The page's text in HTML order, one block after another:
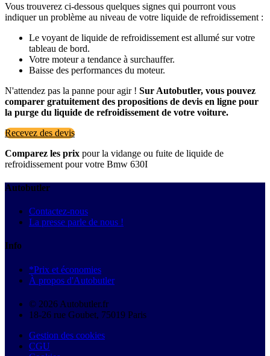
Vous trouverez ci-dessous quelques signes qui pourront vous
indiquer un problème au niveau de votre liquide de refroidissement :
Le voyant de liquide de refroidissement est allumé sur votre
tableau de bord.
Votre moteur a tendance à surchauffer.
Baisse des performances du moteur.
N'attendez pas la panne pour agir ! Sur Autobutler, vous pouvez
comparer gratuitement des propositions de devis en ligne pour
la purge du liquide de refroidissement de votre voiture.
Recevez des devis
Comparez les prix pour la vidange ou fuite de liquide de
refroidissement pour votre Bmw 630I
Autobutler
Contactez-nous
La presse parle de nous !
Info
*Prix et économies
À propos d'Autobutler
© 2026 Autobutler.fr
18-26 rue Goubet, 75019 Paris
Gestion des cookies
CGU